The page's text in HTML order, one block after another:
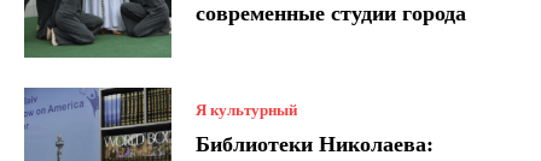
современные студии города
Я культурный
Библиотеки Николаева: